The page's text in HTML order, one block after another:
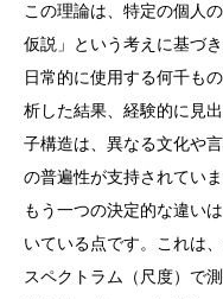
この理論は、特定の個人
仮説」という考えに基づ
日常的に使用する何千も
析した結果、経験的に見
子構造は、異なる文化や
の普遍性が支持されていま
もう一つの決定的な違い
いている点です。これは
スペクトラム（尺度）で